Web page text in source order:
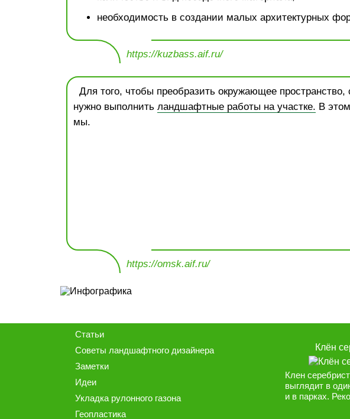
необходимость в создании малых архитектурных
https://kuzbass.aif.ru/
Для того, чтобы преобразить окружающее пространство,
нужно выполнить ландшафтные работы на участке. В
мы.
https://omsk.aif.ru/
Статьи
Советы ландшафтного дизайнера
Заметки
Идеи
Укладка рулонного газона
Геопластика
Клён
Клен
выглядит в
и в парках.